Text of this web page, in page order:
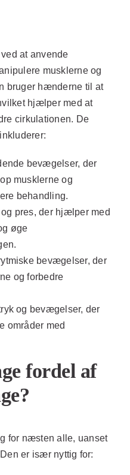
at anvende
musklerne og
bruger hænderne til at
hjælper med at
cirkulationen. De
bevægelser, der
musklerne og
behandling.
pres, der hjælper med
øge
bevægelser, der
og forbedre
og bevægelser, der
områder med
fordel af
for næsten alle, uanset
er især nyttig for: